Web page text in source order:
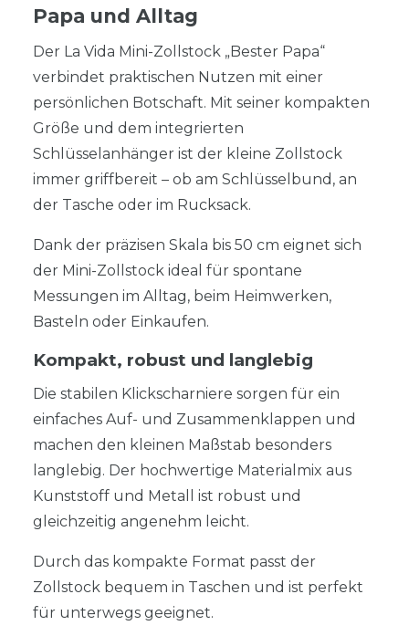
Papa und Alltag
Der La Vida Mini-Zollstock „Bester Papa“
verbindet praktischen Nutzen mit einer
persönlichen Botschaft. Mit seiner kompakten
Größe und dem integrierten
Schlüsselanhänger ist der kleine Zollstock
immer griffbereit – ob am Schlüsselbund, an
der Tasche oder im Rucksack.
Dank der präzisen Skala bis 50 cm eignet sich
der Mini-Zollstock ideal für spontane
Messungen im Alltag, beim Heimwerken,
Basteln oder Einkaufen.
Kompakt, robust und langlebig
Die stabilen Klickscharniere sorgen für ein
einfaches Auf- und Zusammenklappen und
machen den kleinen Maßstab besonders
langlebig. Der hochwertige Materialmix aus
Kunststoff und Metall ist robust und
gleichzeitig angenehm leicht.
Durch das kompakte Format passt der
Zollstock bequem in Taschen und ist perfekt
für unterwegs geeignet.